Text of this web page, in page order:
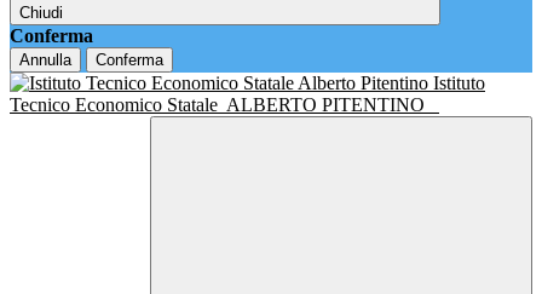
Chiudi
Conferma
Annulla Conferma
Istituto
Tecnico Economico Statale ALBERTO PITENTINO